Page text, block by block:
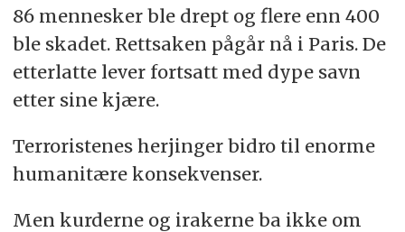
86 mennesker ble drept og flere enn 400
ble skadet. Rettsaken pågår nå i Paris. De
etterlatte lever fortsatt med dype savn
etter sine kjære.
Terroristenes herjinger bidro til enorme
humanitære konsekvenser.
Men kurderne og irakerne ba ikke om